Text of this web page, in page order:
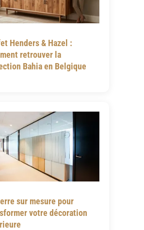
Henders & Hazel :
retrouver la
Bahia en Belgique
sur mesure pour
votre décoration